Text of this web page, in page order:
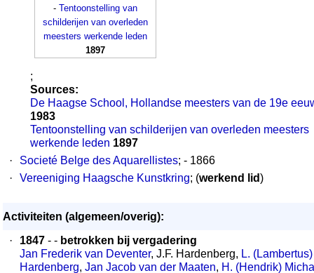
- Tentoonstelling van
schilderijen van overleden
meesters werkende leden
1897
;
Sources:
De Haagse School, Hollandse meesters van de 19e
1983
Tentoonstelling van schilderijen van overleden meesters
werkende leden 1897
·
Societé Belge des Aquarellistes; - 1866
·
Vereeniging Haagsche Kunstkring; (werkend lid)
Activiteiten (algemeen/overig):
·
1847 - - betrokken bij vergadering
Jan Frederik van Deventer, J.F. Hardenberg, L. (Lambertus)
Hardenberg, Jan Jacob van der Maaten, H. (Hendrik)